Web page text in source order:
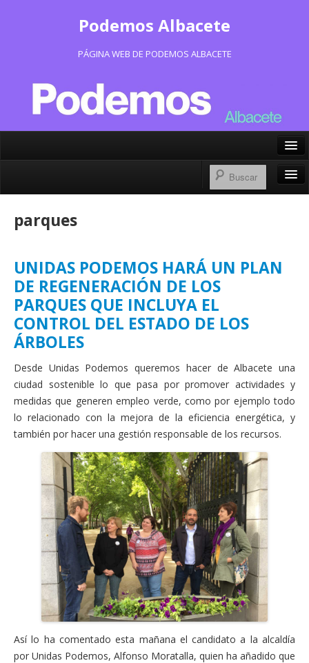
Podemos Albacete
PÁGINA WEB DE PODEMOS ALBACETE
Facebook
Instagram
Portavoz Municipal
Consejo Ciudadano Municipal
Actas Consejo Ciudadano
Actas Asamblea Ciudadana
Contacto
Financiación
Participa con Podemos en Albacete
parques
UNIDAS PODEMOS HARÁ UN PLAN
DE REGENERACIÓN DE LOS
PARQUES QUE INCLUYA EL
CONTROL DEL ESTADO DE LOS
ÁRBOLES
Desde Unidas Podemos queremos hacer de Albacete una
ciudad sostenible lo que pasa por promover actividades y
medidas que generen empleo verde, como por ejemplo todo
lo relacionado con la mejora de la eficiencia energética, y
también por hacer una gestión responsable de los recursos.
Así lo ha comentado esta mañana el candidato a la alcaldía
por Unidas Podemos, Alfonso Moratalla, quien ha añadido que